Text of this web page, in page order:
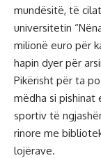
mundësitë, të
universitetin
milionë euro për
hapin dyer për
Pikërisht për ta
mëdha si pishinat
sportiv të
rinore me
lojërave.